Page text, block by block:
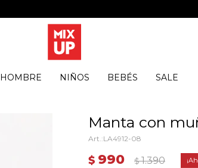
HOMBRE NIÑOS BEBÉS SALE
Manta con
LA4912-08
$ 990 $ 1.390